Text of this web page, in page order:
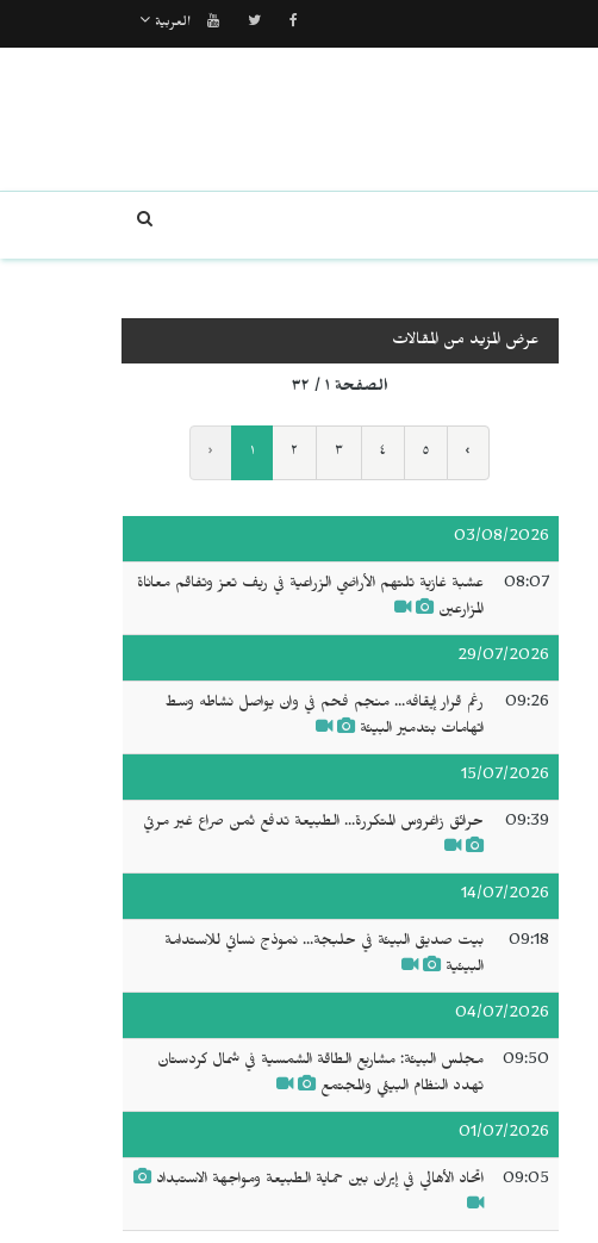
العربية
عرض المزيد من المقالات
الصفحة ١ / ٣٢
‹ ١ ٢ ٣ ٤ ٥ ›
03/08/2026
08:07
عشبة غازية تلتهم الأراضي الزراعية في ريف تعز وتفاقم معاناة
المزارعين
29/07/2026
09:26
رغم قرار إيقافه... منجم فحم في وان يواصل نشاطه وسط
اتهامات بتدمير البيئة
15/07/2026
09:39 حرائق زاغروس المتكررة... الطبيعة تدفع ثمن صراع غير مرئي
14/07/2026
09:18
بيت صديق البيئة في حلبجة... نموذج نسائي للاستدامة
البيئية
04/07/2026
09:50
مجلس البيئة: مشاريع الطاقة الشمسية في شمال كردستان
تهدد النظام البيئي والمجتمع
01/07/2026
09:05 اتحاد الأهالي في إيران بين حماية الطبيعة ومواجهة الاستبداد